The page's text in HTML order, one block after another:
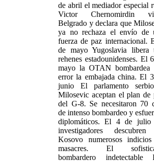
de abril el mediador especial
Victor Chernomirdin
Belgrado y declara que
ya no rechaza el envío de
fuerza de paz internacional.
de mayo Yugoslavia libera
rehenes estadounidenses. El
mayo la OTAN bombardea
error la embajada china. El
junio El parlamento
Milosevic aceptan el plan de
del G-8. Se necesitaron 70
de intenso bombardeo y
diplomáticos. El 4 de julio
investigadores descubren
Kosovo numerosos
masacres. El
bombardero indetectable